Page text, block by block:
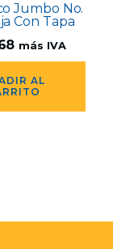
Jumbo No.
Con Tapa
más IVA
AL